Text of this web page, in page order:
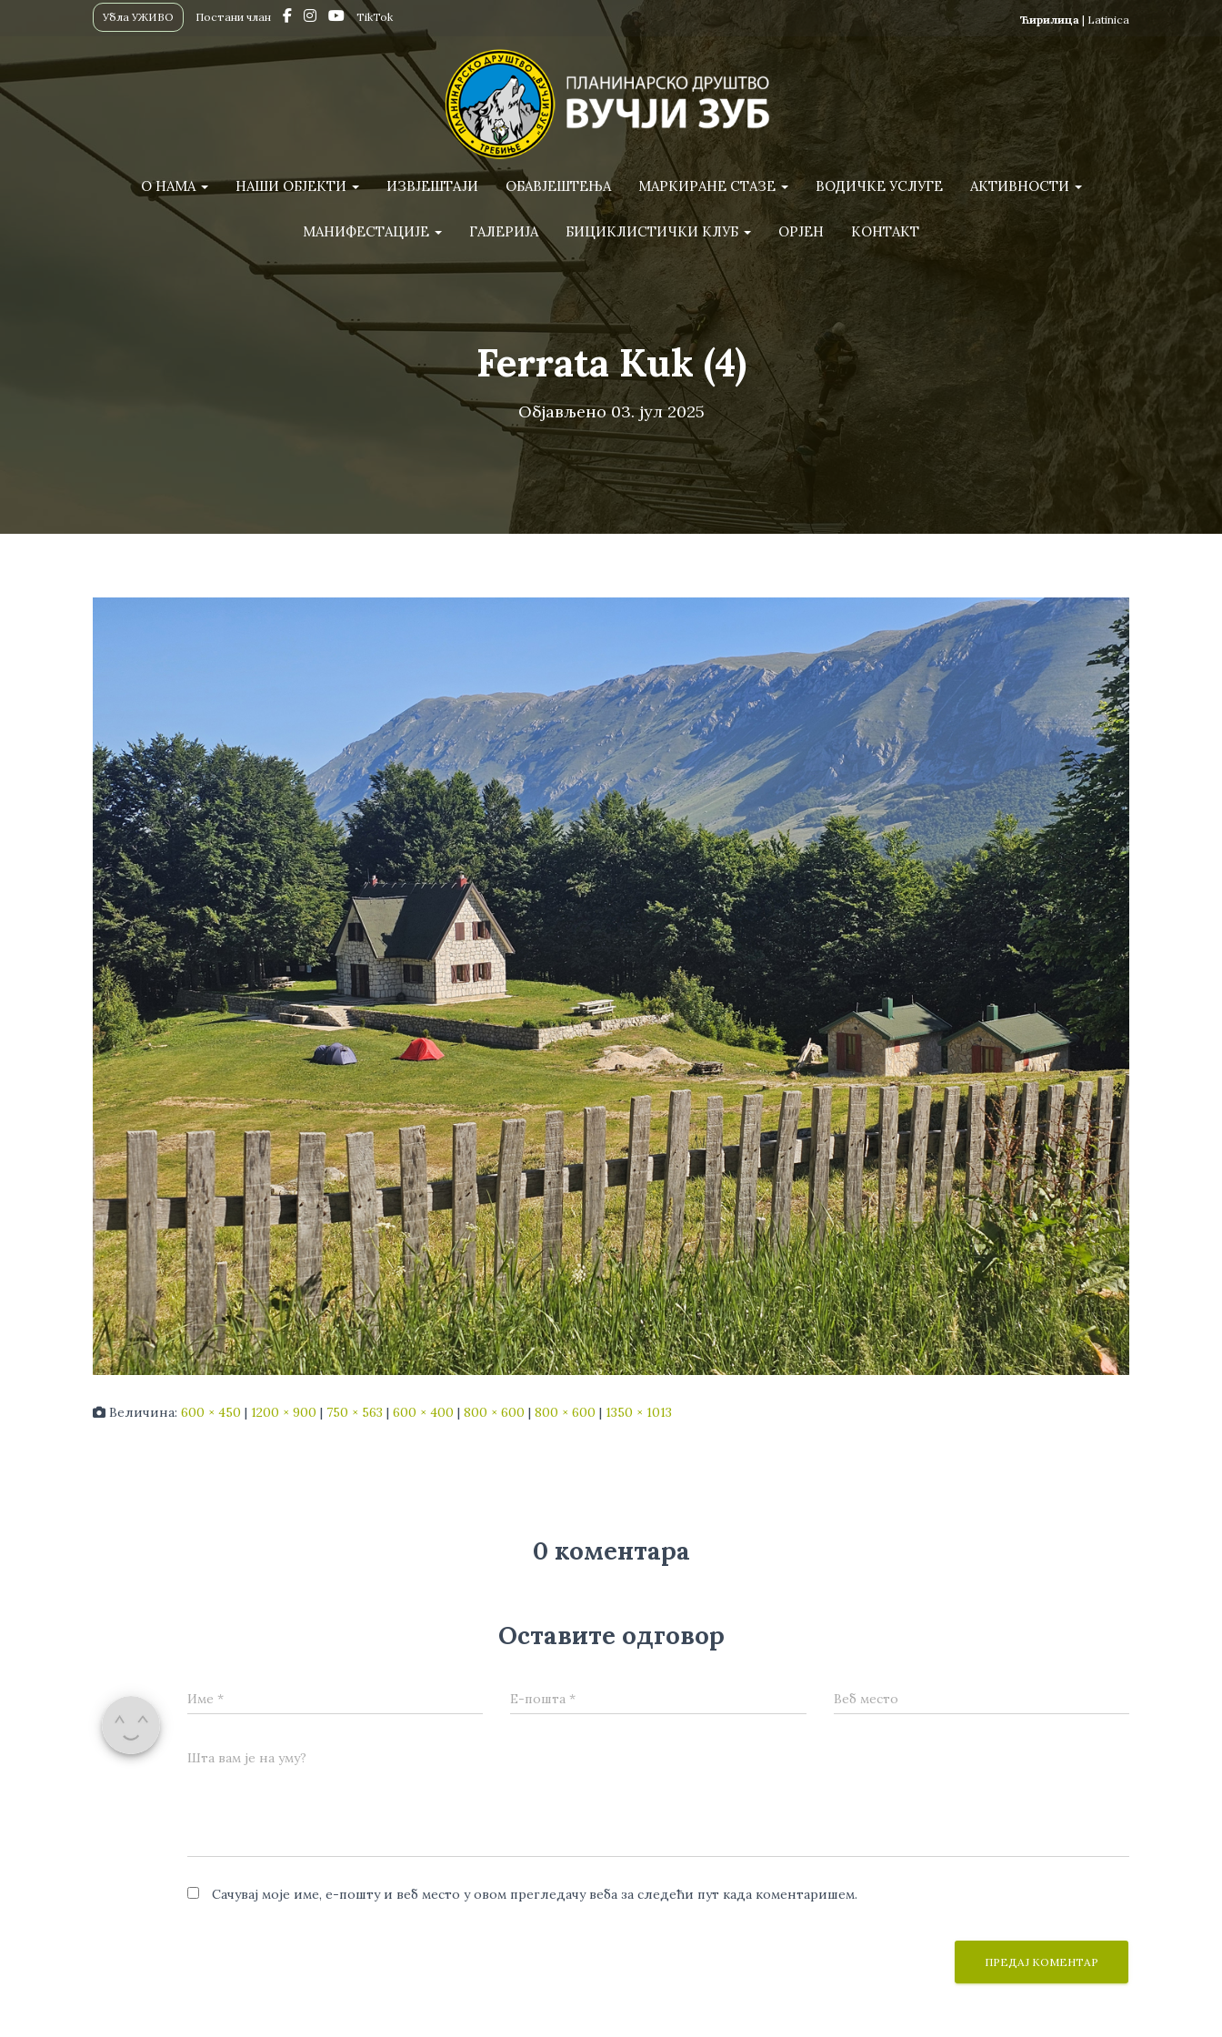
Ћирилица | Latinica
Убла УЖИВО Постани члан TikTok
О НАМА НАШИ ОБЈЕКТИ ИЗВЈЕШТАЈИ ОБАВЈЕШТЕЊА МАРКИРАНЕ СТАЗЕ ВОДИЧКЕ УСЛУГЕ АКТИВНОСТИ
МАНИФЕСТАЦИЈЕ ГАЛЕРИЈА БИЦИКЛИСТИЧКИ КЛУБ ОРЈЕН КОНТАКТ
Ferrata Kuk (4)
Објављено03. јул 2025
Величина: 600 × 450 | 1200 × 900 | 750 × 563 | 600 × 400 | 800 × 600 | 800 × 600 | 1350 × 1013
0 коментара
Оставите одговор
Име * Е-пошта * Веб место
Шта вам је на уму?
Сачувај моје име, е-пошту и веб место у овом прегледачу веба за следећи пут када коментаришем.